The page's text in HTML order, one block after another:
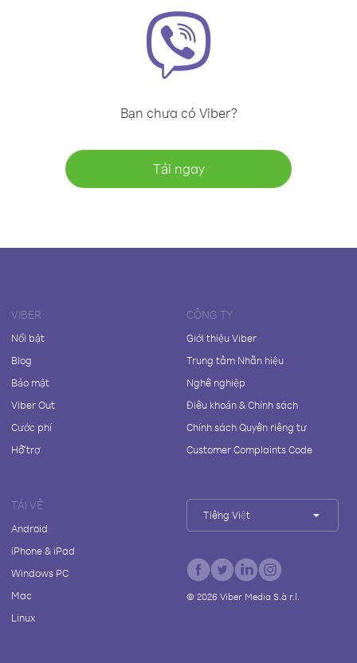
Bạn chưa có Viber?
Tải ngay
VIBER
Nổi bật
Blog
Bảo mật
Viber Out
Cước phí
Hỗ trợ
CÔNG TY
Giới thiệu Viber
Trung tâm Nhãn hiệu
Nghề nghiệp
Điều khoản & Chính sách
Chính sách Quyền riêng tư
Customer Complaints Code
TẢI VỀ
Android
iPhone & iPad
Windows PC
Mac
Linux
Tiếng Việt
© 2026Viber Media S.à r.l.